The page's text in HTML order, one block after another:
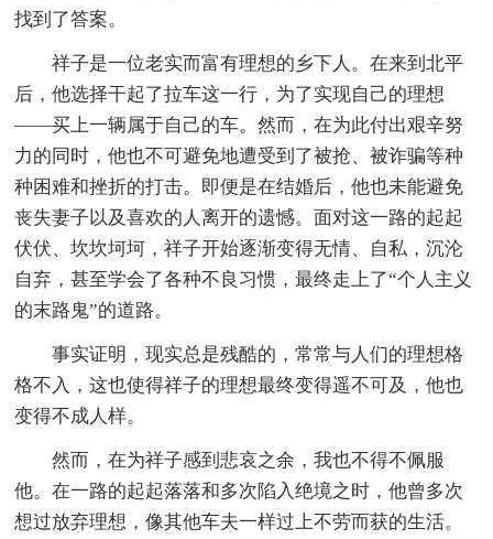
找到了答案。
祥子是一位老实而富有理想的乡下人。在来到北平
后，他选择干起了拉车这一行，为了实现自己的理想
——买上一辆属于自己的车。然而，在为此付出艰辛努
力的同时，他也不可避免地遭受到了被抢、被诈骗等种
种困难和挫折的打击。即便是在结婚后，他也未能避免
丧失妻子以及喜欢的人离开的遗憾。面对这一路的起起
伏伏、坎坎坷坷，祥子开始逐渐变得无情、自私，沉沦
自弃，甚至学会了各种不良习惯，最终走上了“个人主义
的末路鬼”的道路。
事实证明，现实总是残酷的，常常与人们的理想格
格不入，这也使得祥子的理想最终变得遥不可及，他也
变得不成人样。
然而，在为祥子感到悲哀之余，我也不得不佩服
他。在一路的起起落落和多次陷入绝境之时，他曾多次
想过放弃理想，像其他车夫一样过上不劳而获的生活。